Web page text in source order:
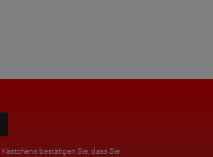
bestätigen Sie, dass Sie